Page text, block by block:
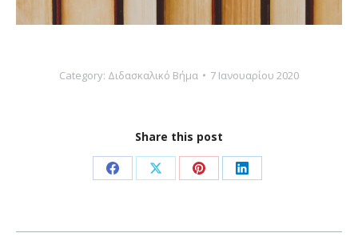
Category: Διδασκαλικό Βήμα 7 Ιανουαρίου 2020
Share this post
Share
Facebook
Share
X
Share
Pinterest
Share
LinkedIn